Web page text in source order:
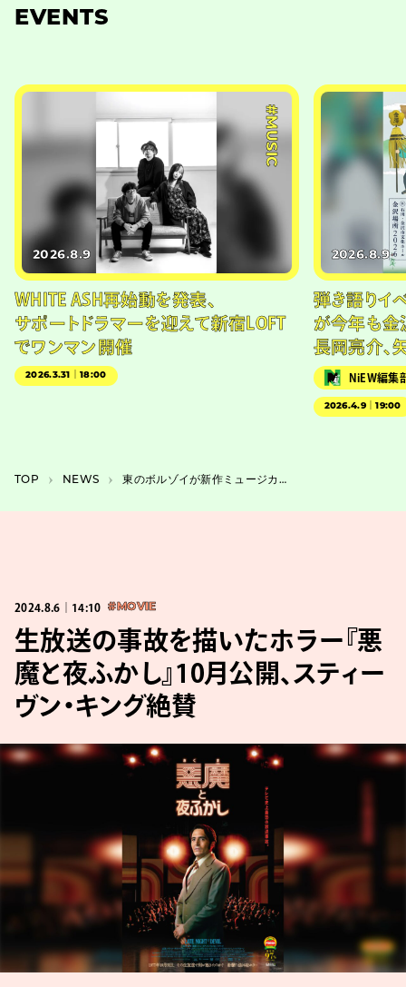
EVENTS
#MUSIC
2026.8.9
WHITE ASH再始動を発表、
サポートドラマーを迎えて新宿LOFT
でワンマン開催
2026.3.31｜18:00
2026.8.9
弾き語りイ
が今年も金
長岡亮介、
NiEW編集
2026.4.9｜19:00
TOP NEWS 東のボルゾイが新作ミュージカルで、誠実さが過剰に求められる現代に苦しむ人々を描く
2024.8.6｜14:10 #MOVIE
生放送の事故を描いたホラー『悪
魔と夜ふかし』10月公開、スティー
ヴン・キング絶賛